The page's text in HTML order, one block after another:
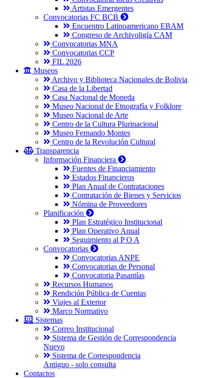
Artistas Emergentes
Convocatorias FC BCB
Encuentro Latinoamericano EBAM
Congreso de Archivoligía CAM
Convocatorias MNA
Convocatorias CCP
FIL 2026
Museos
Archivo y Biblioteca Nacionales de Bolivia
Casa de la Libertad
Casa Nacional de Moneda
Museo Nacional de Etnografía y Folklore
Museo Nacional de Arte
Centro de la Cultura Plurinacional
Museo Fernando Montes
Centro de la Revolución Cultural
Transparencia
Información Financiera
Fuentes de Financiamiento
Estados Financieros
Plan Anual de Contrataciones
Contratación de Bienes y Servicios
Nómina de Proveedores
Planificación
Plan Estratégico Institucional
Plan Operativo Anual
Seguimiento al P O A
Convocatorias
Convocatorias ANPE
Convocatorias de Personal
Convocatoria Pasantías
Recursos Humanos
Rendición Pública de Cuentas
Viajes al Exterior
Marco Normativo
Sistemas
Correo Institucional
Sistema de Gestión de Correspondencia
Nuevo
Sistema de Correspondencia
Antiguo - solo consulta
Contactos